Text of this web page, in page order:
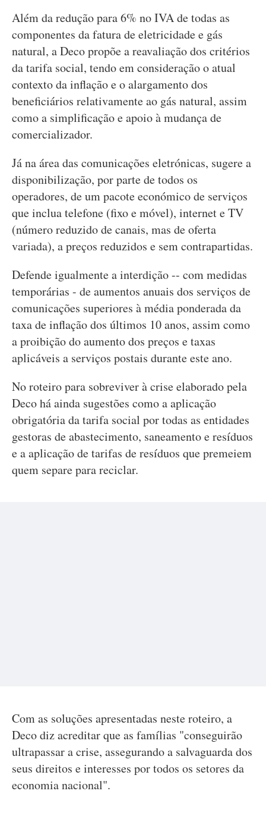
Além da redução para 6% no IVA de todas as
componentes da fatura de eletricidade e gás
natural, a Deco propõe a reavaliação dos critérios
da tarifa social, tendo em consideração o atual
contexto da inflação e o alargamento dos
beneficiários relativamente ao gás natural, assim
como a simplificação e apoio à mudança de
comercializador.
Já na área das comunicações eletrónicas, sugere a
disponibilização, por parte de todos os
operadores, de um pacote económico de serviços
que inclua telefone (fixo e móvel), internet e TV
(número reduzido de canais, mas de oferta
variada), a preços reduzidos e sem contrapartidas.
Defende igualmente a interdição -- com medidas
temporárias - de aumentos anuais dos serviços de
comunicações superiores à média ponderada da
taxa de inflação dos últimos 10 anos, assim como
a proibição do aumento dos preços e taxas
aplicáveis a serviços postais durante este ano.
No roteiro para sobreviver à crise elaborado pela
Deco há ainda sugestões como a aplicação
obrigatória da tarifa social por todas as entidades
gestoras de abastecimento, saneamento e resíduos
e a aplicação de tarifas de resíduos que premeiem
quem separe para reciclar.
Com as soluções apresentadas neste roteiro, a
Deco diz acreditar que as famílias "conseguirão
ultrapassar a crise, assegurando a salvaguarda dos
seus direitos e interesses por todos os setores da
economia nacional".